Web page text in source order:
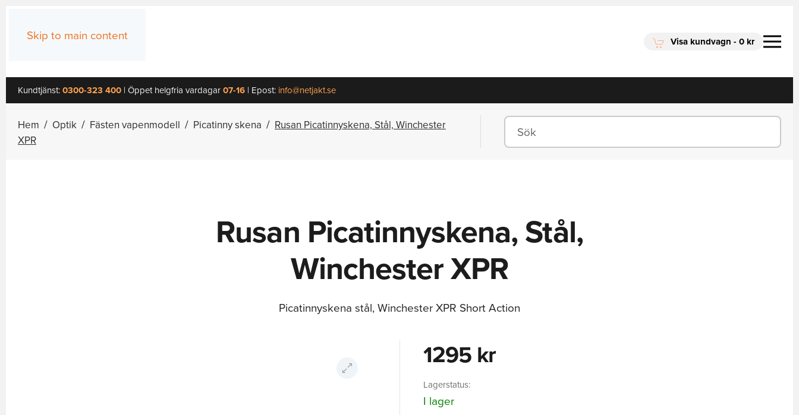
Skip to main content Visa kundvagn - 0 kr
Kundtjänst:0300-323 400 | Öppet helgfria vardagar07-16 | Epost: info@netjakt.se
Hem Optik Fästen vapenmodell Picatinny skena
Rusan Picatinnyskena, Stål, Winchester
XPR
Rusan Picatinnyskena, Stål,
Winchester XPR
Picatinnyskena stål, Winchester XPR Short Action
1295 kr
Lagerstatus:
I lager